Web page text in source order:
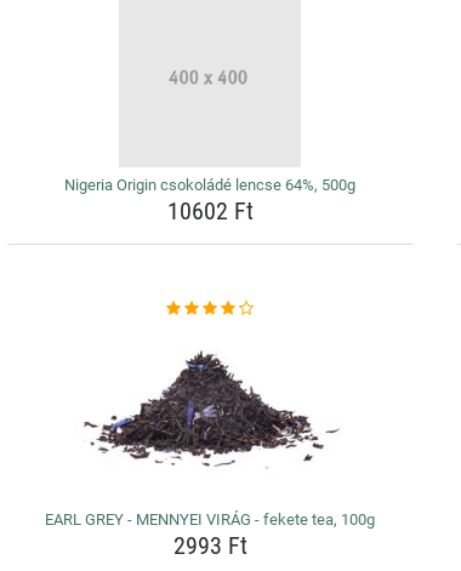
Nigeria Origin csokoládé lencse 64%, 500g
10602 Ft
EARL GREY - MENNYEI VIRÁG - fekete tea, 100g
2993 Ft